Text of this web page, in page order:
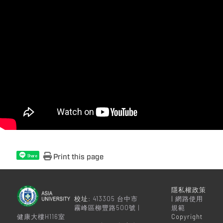
Share Print this page
校址: 413305 台中市
霧峰區柳豐路500號 |
健康大樓H116室
隱私權政策
| 網路使用
規範
Copyright